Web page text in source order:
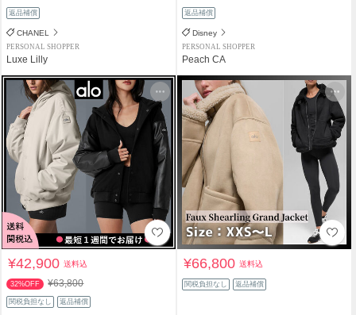
返品補償
CHANEL
PERSONAL SHOPPER
Luxe Lilly
返品補償
Disney
PERSONAL SHOPPER
Peach CA
¥42,900送料込
32%OFF ¥63,800
関税負担なし 返品補償
¥66,800送料込
関税負担なし 返品補償